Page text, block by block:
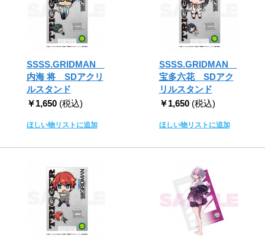
SSSS.GRIDMAN
内海 将 SDアクリ
ルスタンド
￥1,650 (税込)
ほしい物リストに追加
SSSS.GRIDMAN
宝多六花 SDアク
リルスタンド
￥1,650 (税込)
ほしい物リストに追加